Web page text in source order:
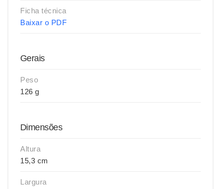
Ficha técnica
Baixar o PDF
Gerais
Peso
126 g
Dimensões
Altura
15,3 cm
Largura